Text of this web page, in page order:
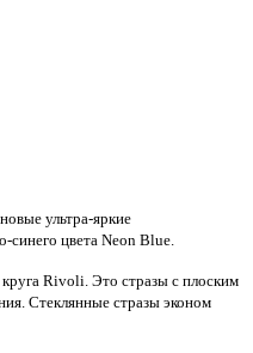
ультра-яркие
цвета Neon Blue.
Rivoli. Это стразы с плоским
Стеклянные стразы эконом